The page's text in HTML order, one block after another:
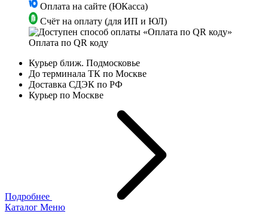
Оплата на сайте (ЮКасса)
Счёт на оплату (для ИП и ЮЛ)
Оплата по QR коду
Курьер ближ. Подмосковье
До терминала ТК по Москве
Доставка СДЭК по РФ
Курьер по Москве
Подробнее
Каталог Меню